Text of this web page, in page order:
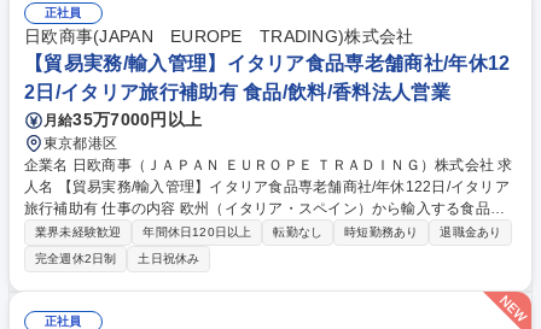
正社員
日欧商事(JAPAN EUROPE TRADING)株式会社
【貿易実務/輸入管理】イタリア食品専老舗商社/年休12
2日/イタリア旅行補助有 食品/飲料/香料法人営業
月給35万7000円以上
東京都港区
企業名 日欧商事（ＪＡＰＡＮ ＥＵＲＯＰＥ ＴＲＡＤＩＮＧ）株式会社 求
人名 【貿易実務/輸入管理】イタリア食品専老舗商社/年休122日/イタリア
旅行補助有 仕事の内容 欧州（イタリア・スペイン）から輸入する食品・
ワインのオーダー管理から通関、入庫、請求まで一貫してお任せします。
関係各所と調整し、納期・法令順守を確保しイタリアの食文化を日本に届
ける重要な役割です。 ■在庫・入荷予定管理、貨物受入対応 ■船便・空輸
（定期・スポット）のオーダー及び納期・進捗管理 ■通関業者や倉庫等と
の折衝、納品日時の調整等の社内外調整 ■通関必要書類（インボイス、分
業界未経験歓迎 年間休日120日以上 転勤なし 時短勤務あり
退職金あり
完全週休2日制
土日祝休み
正社員